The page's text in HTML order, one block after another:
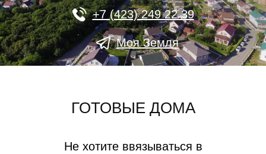
+7 (423) 249 22 39
Моя Земля
ГОТОВЫЕ ДОМА
Не хотите ввязываться в